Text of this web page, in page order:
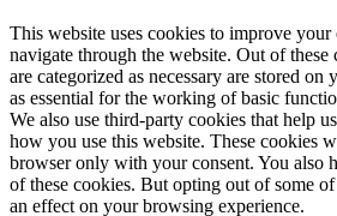
This website uses cookies to improve
navigate through the website. Out of these
are categorized as necessary are stored on
as essential for the working of basic
We also use third-party cookies that help
how you use this website. These cookies
browser only with your consent. You also
of these cookies. But opting out of some
an effect on your browsing experience.